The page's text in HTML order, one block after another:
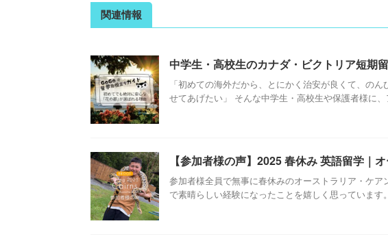
関連情報
中学生・高校生のカナダ・ビクトリア短期
「初めての海外だから、とにかく治安が良くて、の
せてあげたい」 そんな中学生・高校生や保護者様に
【参加者様の声】2025 春休み 英語留学｜
参加者様全員で無事に春休みのオーストラリア・ケ
で素晴らしい経験になったことを嬉しく思っています